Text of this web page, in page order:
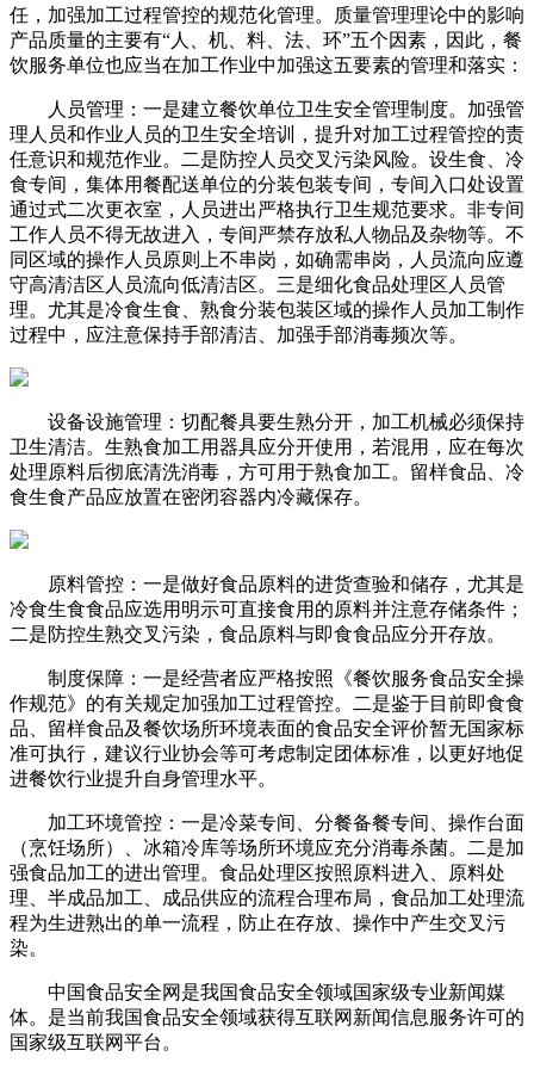
任，加强加工过程管控的规范化管理。质量管理理论中的影响
产品质量的主要有“人、机、料、法、环”五个因素，因此，餐
饮服务单位也应当在加工作业中加强这五要素的管理和落实：
人员管理：一是建立餐饮单位卫生安全管理制度。加强管
理人员和作业人员的卫生安全培训，提升对加工过程管控的责
任意识和规范作业。二是防控人员交叉污染风险。设生食、冷
食专间，集体用餐配送单位的分装包装专间，专间入口处设置
通过式二次更衣室，人员进出严格执行卫生规范要求。非专间
工作人员不得无故进入，专间严禁存放私人物品及杂物等。不
同区域的操作人员原则上不串岗，如确需串岗，人员流向应遵
守高清洁区人员流向低清洁区。三是细化食品处理区人员管
理。尤其是冷食生食、熟食分装包装区域的操作人员加工制作
过程中，应注意保持手部清洁、加强手部消毒频次等。
设备设施管理：切配餐具要生熟分开，加工机械必须保持
卫生清洁。生熟食加工用器具应分开使用，若混用，应在每次
处理原料后彻底清洗消毒，方可用于熟食加工。留样食品、冷
食生食产品应放置在密闭容器内冷藏保存。
原料管控：一是做好食品原料的进货查验和储存，尤其是
冷食生食食品应选用明示可直接食用的原料并注意存储条件；
二是防控生熟交叉污染，食品原料与即食食品应分开存放。
制度保障：一是经营者应严格按照《餐饮服务食品安全操
作规范》的有关规定加强加工过程管控。二是鉴于目前即食食
品、留样食品及餐饮场所环境表面的食品安全评价暂无国家标
准可执行，建议行业协会等可考虑制定团体标准，以更好地促
进餐饮行业提升自身管理水平。
加工环境管控：一是冷菜专间、分餐备餐专间、操作台面
（烹饪场所）、冰箱冷库等场所环境应充分消毒杀菌。二是加
强食品加工的进出管理。食品处理区按照原料进入、原料处
理、半成品加工、成品供应的流程合理布局，食品加工处理流
程为生进熟出的单一流程，防止在存放、操作中产生交叉污
染。
中国食品安全网是我国食品安全领域国家级专业新闻媒
体。是当前我国食品安全领域获得互联网新闻信息服务许可的
国家级互联网平台。